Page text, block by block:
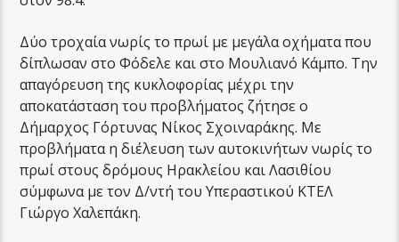
Δύο τροχαία νωρίς το πρωί με μεγάλα οχήματα που
δίπλωσαν στο Φόδελε και στο Μουλιανό Κάμπο. Την
απαγόρευση της κυκλοφορίας μέχρι την
αποκατάσταση του προβλήματος ζήτησε ο
Δήμαρχος Γόρτυνας Νίκος Σχοιναράκης. Με
προβλήματα η διέλευση των αυτοκινήτων νωρίς το
πρωί στους δρόμους Ηρακλείου και Λασιθίου
σύμφωνα με τον Δ/ντή του Υπεραστικού ΚΤΕΛ
Γιώργο Χαλεπάκη.